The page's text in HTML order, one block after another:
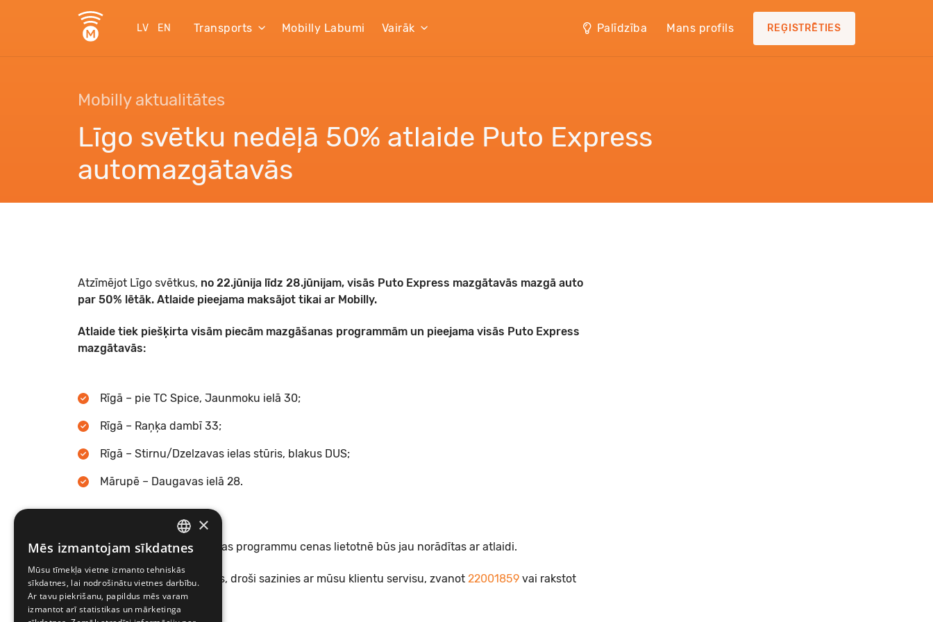
LV EN Transports Mobilly Labumi Vairāk Palīdzība Mans profils REĢISTRĒTIES
Mobilly aktualitātes
Līgo svētku nedēļā 50% atlaide Puto Express
automazgātavās
Atzīmējot Līgo svētkus, no 22.jūnija līdz 28.jūnijam, visās Puto Express mazgātavās mazgā auto
par 50% lētāk. Atlaide pieejama maksājot tikai ar Mobilly.
Atlaide tiek piešķirta visām piecām mazgāšanas programmām un pieejama visās Puto Express
mazgātavās:
Rīgā – pie TC Spice, Jaunmoku ielā 30;
Rīgā – Raņķa dambī 33;
Rīgā – Stirnu/Dzelzavas ielas stūris, blakus DUS;
Mārupē – Daugavas ielā 28.
Akcijas laikā visu mazgāšanas programmu cenas lietotnē būs jau norādītas ar atlaidi.
Ja rodas kādas neskaidrības, droši sazinies ar mūsu klientu servisu, zvanot 22001859 vai rakstot
uzinfo@mobilly.lv.
LATVIAN
ENGLISH
×
Mēs izmantojam sīkdatnes
Mūsu tīmekļa vietne izmanto tehniskās
sīkdatnes, lai nodrošinātu vietnes darbību.
Ar tavu piekrišanu, papildus mēs varam
izmantot arī statistikas un mārketinga